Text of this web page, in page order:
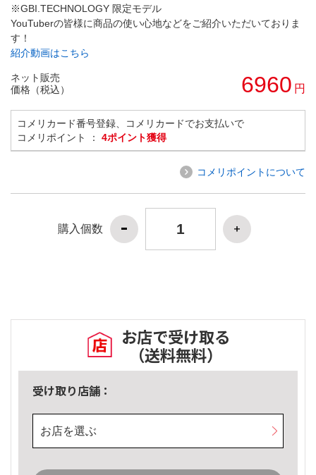
※GBI.TECHNOLOGY 限定モデル
YouTuberの皆様に商品の使い心地などをご紹介いただいておりま
す！
紹介動画はこちら
ネット販売
価格（税込）
6960 円
コメリカード番号登録、コメリカードでお支払いで
コメリポイント ： 4ポイント獲得
コメリポイントについて
購入個数
お店で受け取る
（送料無料）
受け取り店舗：
お店を選ぶ